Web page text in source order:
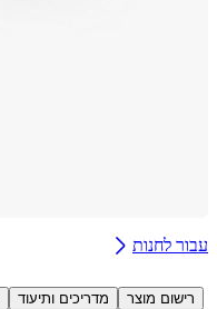
עבור לחנות
רישום מוצר מדריכים ותיעוד